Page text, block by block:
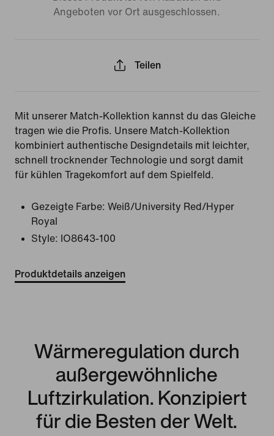
Angeboten vor Ort ausgeschlossen.
Teilen
Mit unserer Match-Kollektion kannst du das Gleiche
tragen wie die Profis. Unsere Match-Kollektion
kombiniert authentische Designdetails mit leichter,
schnell trocknender Technologie und sorgt damit
für kühlen Tragekomfort auf dem Spielfeld.
Gezeigte Farbe: Weiß/University Red/Hyper
Royal
Style:
IO8643-100
Produktdetails anzeigen
Wärmeregulation durch
außergewöhnliche
Luftzirkulation. Konzipiert
für die Besten der Welt.